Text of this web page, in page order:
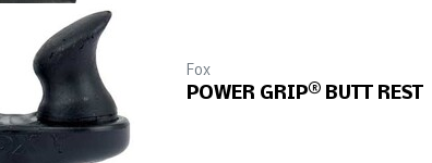
Fox
POWER GRIP® BUTT REST